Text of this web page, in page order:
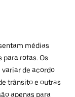
médias
rotas. Os
de acordo
trânsito e outras
apenas para